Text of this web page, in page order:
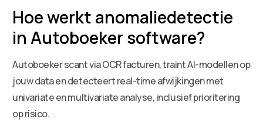
Hoe werkt anomaliedetectie
in Autoboeker software?
Autoboeker scant via OCR facturen, traint AI-modellen op
jouw data en detecteert real-time afwijkingen met
univariate en multivariate analyse, inclusief prioritering
op risico.